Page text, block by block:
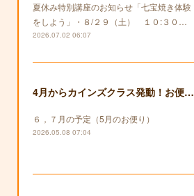
夏休み特別講座のお知らせ「七宝焼き体験
をしよう」・８/２９（土） １０:３０…
2026.07.02 06:07
4月からカインズクラス発動！お便りも復活します！
６，７月の予定（5月のお便り）
2026.05.08 07:04